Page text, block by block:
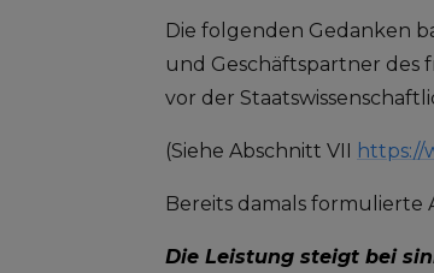
Die folgenden Gedanken
und Geschäftspartner des
vor der
(Siehe Abschnitt VII https://
Bereits damals formulierte
Die Leistung steigt bei